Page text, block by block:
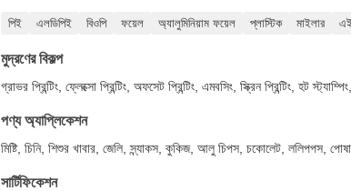
পিই এলডিপিই বিওপি ফয়েল অ্যালুমিনিয়াম ফয়েল প্লাস্টিক মাইলার
মুদ্রণের বিকল্প
গ্রাভর প্রিন্টিং, ফ্লেক্সো প্রিন্টিং, অফসেট প্রিন্টিং, এমবসিং, স্ক্রিন প্রিন্টিং, হট
পণ্য অ্যাপ্লিকেশন
মিষ্টি, চিনি, শিশুর খাবার, জেলি, স্ন্যাকস, কুকিজ, আলু চিপস, চকোলেট, ললিপপস,
সার্টিফিকেশন